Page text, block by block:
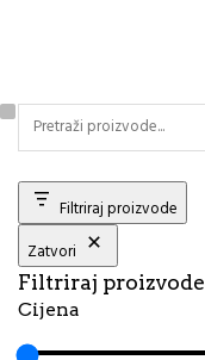
Filtriraj proizvode
Zatvori
Filtriraj proizvode
Cijena